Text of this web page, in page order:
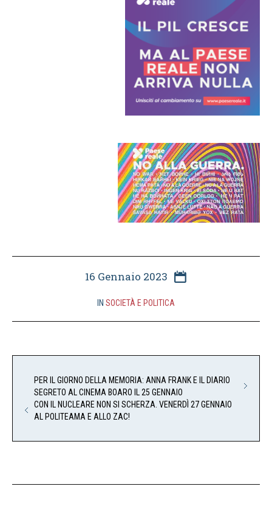
16 Gennaio 2023
IN SOCIETÀ E POLITICA
PER IL GIORNO DELLA MEMORIA: ANNA FRANK E IL DIARIO
SEGRETO AL CINEMA BOARO IL 25 GENNAIO
CON IL NUCLEARE NON SI SCHERZA. VENERDÌ 27 GENNAIO
AL POLITEAMA E ALLO ZAC!